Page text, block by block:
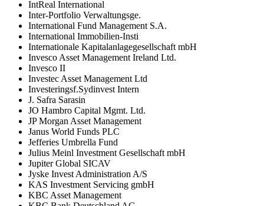
IntReal International
Inter-Portfolio Verwaltungsge.
International Fund Management S.A.
International Immobilien-Insti
Internationale Kapitalanlagegesellschaft mbH
Invesco Asset Management Ireland Ltd.
Invesco II
Investec Asset Management Ltd
Investeringsf.Sydinvest Intern
J. Safra Sarasin
JO Hambro Capital Mgmt. Ltd.
JP Morgan Asset Management
Janus World Funds PLC
Jefferies Umbrella Fund
Julius Meinl Investment Gesellschaft mbH
Jupiter Global SICAV
Jyske Invest Administration A/S
KAS Investment Servicing gmbH
KBC Asset Management